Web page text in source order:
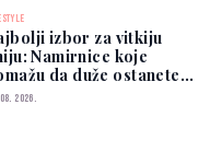
izbor za vitkiju
Namirnice koje
da duže ostanete
2026.